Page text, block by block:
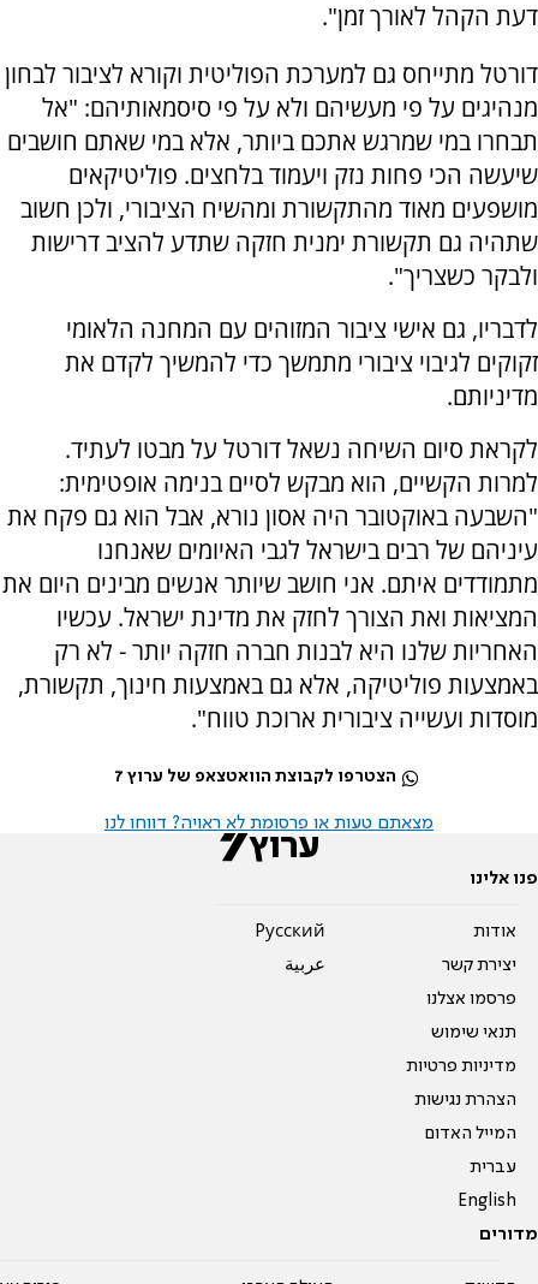
דעת הקהל לאורך זמן".
דורטל מתייחס גם למערכת הפוליטית וקורא לציבור לבחון
מנהיגים על פי מעשיהם ולא על פי סיסמאותיהם: "אל
תבחרו במי שמרגש אתכם ביותר, אלא במי שאתם חושבים
שיעשה הכי פחות נזק ויעמוד בלחצים. פוליטיקאים
מושפעים מאוד מהתקשורת ומהשיח הציבורי, ולכן חשוב
שתהיה גם תקשורת ימנית חזקה שתדע להציב דרישות
ולבקר כשצריך".
לדבריו, גם אישי ציבור המזוהים עם המחנה הלאומי
זקוקים לגיבוי ציבורי מתמשך כדי להמשיך לקדם את
מדיניותם.
לקראת סיום השיחה נשאל דורטל על מבטו לעתיד.
למרות הקשיים, הוא מבקש לסיים בנימה אופטימית:
"השבעה באוקטובר היה אסון נורא, אבל הוא גם פקח את
עיניהם של רבים בישראל לגבי האיומים שאנחנו
מתמודדים איתם. אני חושב שיותר אנשים מבינים היום את
המציאות ואת הצורך לחזק את מדינת ישראל. עכשיו
האחריות שלנו היא לבנות חברה חזקה יותר - לא רק
באמצעות פוליטיקה, אלא גם באמצעות חינוך, תקשורת,
מוסדות ועשייה ציבורית ארוכת טווח".
הצטרפו לקבוצת הוואטצאפ של ערוץ 7
מצאתם טעות או פרסומת לא ראויה? דווחו לנו
פנו אלינו
אודות
יצירת קשר
פרסמו אצלנו
תנאי שימוש
מדיניות פרטיות
הצהרת נגישות
המייל האדום
עברית
English
Pусский
عربية
מדורים